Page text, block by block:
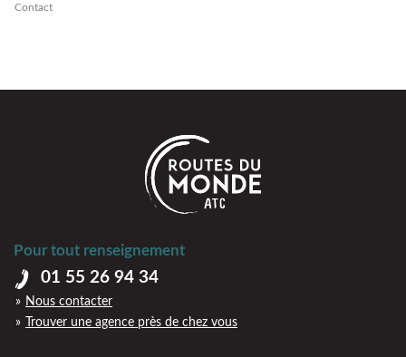
Contact
Pour tout renseignement
01 55 26 94 34
Nous contacter
Trouver une agence près de chez vous